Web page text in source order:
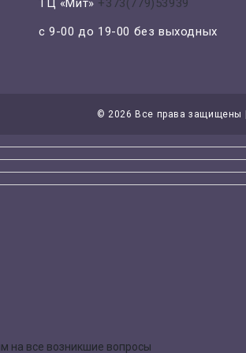
ТЦ «Мит» +373(779)53939
с 9-00 до 19-00 без выходных
© 2026 Все права защищены |
на все возникшие вопросы